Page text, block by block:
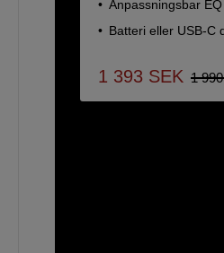
Anpassningsbar EQ
Batteri eller USB-C
1 393 SEK 1 990